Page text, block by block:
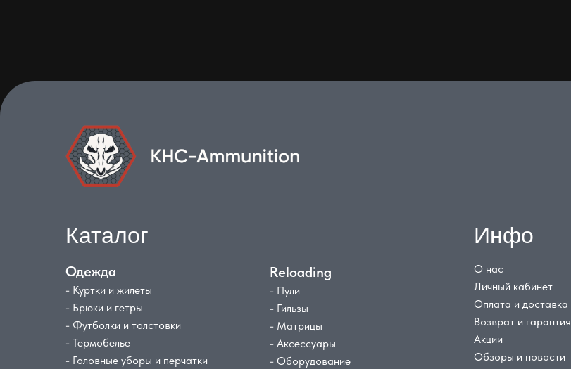
Каталог Инфо
Одежда
- Куртки и жилеты
- Брюки и гетры
- Футболки и толстовки
- Термобелье
- Головные уборы и перчатки
О нас
Личный кабинет
Оплата и доставка
Возврат и гарантия
Акции
Обзоры и новости
Reloading
- Пули
- Гильзы
- Матрицы
- Аксессуары
- Оборудование